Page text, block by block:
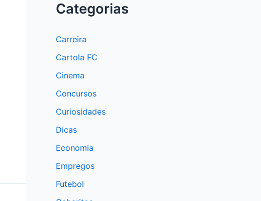
Categorias
Carreira
Cartola FC
Cinema
Concursos
Curiosidades
Dicas
Economia
Empregos
Futebol